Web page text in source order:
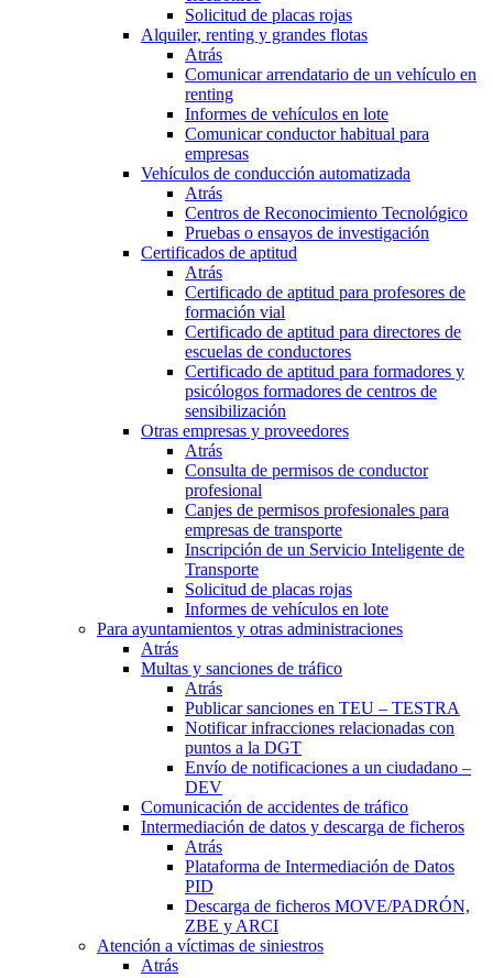
Solicitud de placas rojas
Alquiler, renting y grandes flotas
Atrás
Comunicar arrendatario de un vehículo en
renting
Informes de vehículos en lote
Comunicar conductor habitual para
empresas
Vehículos de conducción automatizada
Atrás
Centros de Reconocimiento Tecnológico
Pruebas o ensayos de investigación
Certificados de aptitud
Atrás
Certificado de aptitud para profesores de
formación vial
Certificado de aptitud para directores de
escuelas de conductores
Certificado de aptitud para formadores y
psicólogos formadores de centros de
sensibilización
Otras empresas y proveedores
Atrás
Consulta de permisos de conductor
profesional
Canjes de permisos profesionales para
empresas de transporte
Inscripción de un Servicio Inteligente de
Transporte
Solicitud de placas rojas
Informes de vehículos en lote
Para ayuntamientos y otras administraciones
Atrás
Multas y sanciones de tráfico
Atrás
Publicar sanciones en TEU – TESTRA
Notificar infracciones relacionadas con
puntos a la DGT
Envío de notificaciones a un ciudadano –
DEV
Comunicación de accidentes de tráfico
Intermediación de datos y descarga de ficheros
Atrás
Plataforma de Intermediación de Datos
PID
Descarga de ficheros MOVE/PADRÓN,
ZBE y ARCI
Atención a víctimas de siniestros
Atrás